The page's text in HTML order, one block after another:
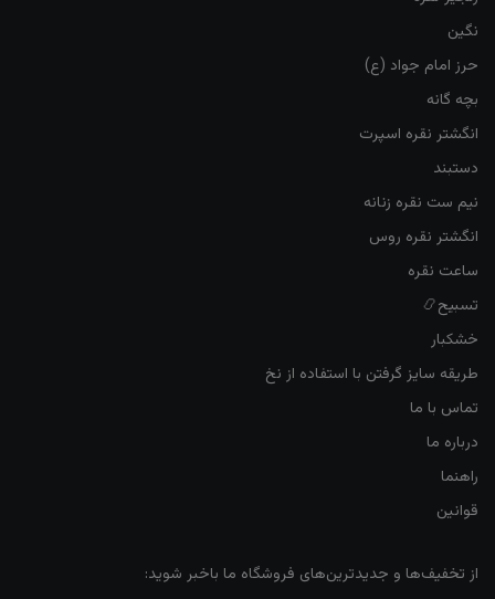
نگین
حرز امام جواد (ع)
بچه گانه
انگشتر نقره اسپرت
دستبند
نیم ست نقره زنانه
انگشتر نقره روس
ساعت نقره
تسبیح📿
خشکبار
طریقه سایز گرفتن با استفاده از نخ
تماس با ما
درباره ما
راهنما
قوانین
از تخفیف‌ها و جدیدترین‌های فروشگاه ما باخبر شوید: